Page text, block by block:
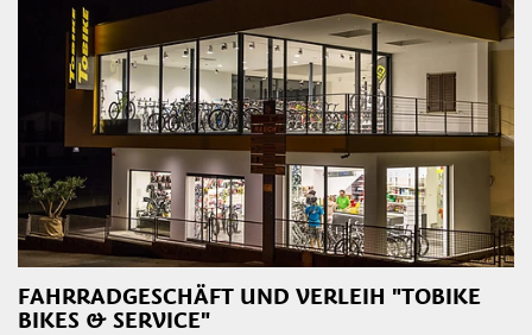
FAHRRADGESCHÄFT UND VERLEIH "TOBIKE
BIKES & SERVICE"